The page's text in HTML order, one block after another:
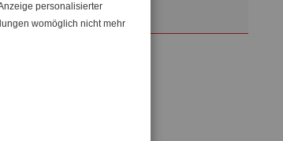
personalisierter
womöglich nicht mehr